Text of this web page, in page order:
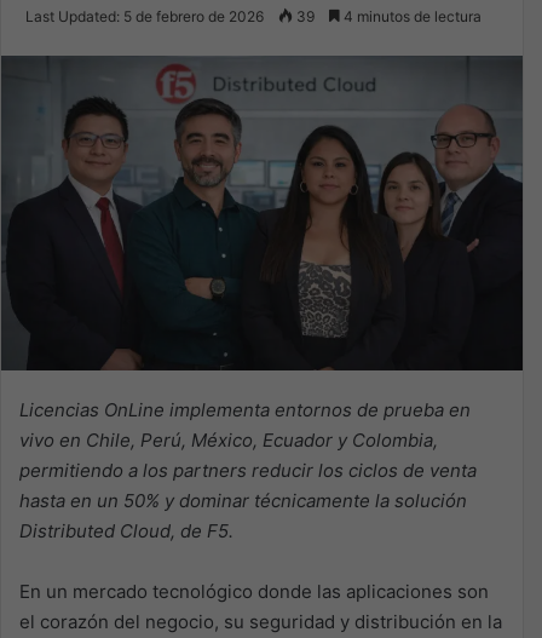
Last Updated: 5 de febrero de 2026 39 4 minutos de lectura
Licencias OnLine implementa entornos de prueba en
vivo en Chile, Perú, México, Ecuador y Colombia,
permitiendo a los partners reducir los ciclos de venta
hasta en un 50% y dominar técnicamente la solución
Distributed Cloud, de F5.
En un mercado tecnológico donde las aplicaciones son
el corazón del negocio, su seguridad y distribución en la